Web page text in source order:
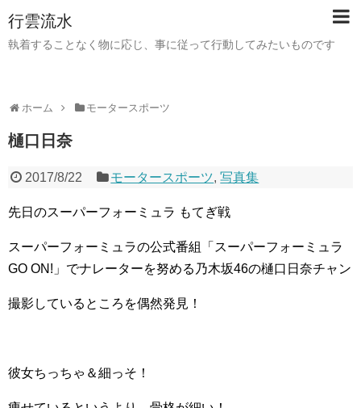
行雲流水
執着することなく物に応じ、事に従って行動してみたいものです
ホーム モータースポーツ
樋口日奈
2017/8/22 モータースポーツ,写真集
先日のスーパーフォーミュラ もてぎ戦
スーパーフォーミュラの公式番組「スーパーフォーミュラ
GO ON!」でナレーターを努める乃木坂46の樋口日奈チャン
撮影しているところを偶然発見！
彼女ちっちゃ＆細っそ！